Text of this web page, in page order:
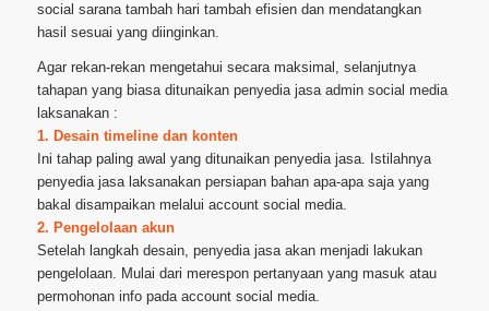
social sarana tambah hari tambah efisien dan mendatangkan
hasil sesuai yang diinginkan.
Agar rekan-rekan mengetahui secara maksimal, selanjutnya
tahapan yang biasa ditunaikan penyedia jasa admin social media
laksanakan :
1. Desain timeline dan konten
Ini tahap paling awal yang ditunaikan penyedia jasa. Istilahnya
penyedia jasa laksanakan persiapan bahan apa-apa saja yang
bakal disampaikan melalui account social media.
2. Pengelolaan akun
Setelah langkah desain, penyedia jasa akan menjadi lakukan
pengelolaan. Mulai dari merespon pertanyaan yang masuk atau
permohonan info pada account social media.